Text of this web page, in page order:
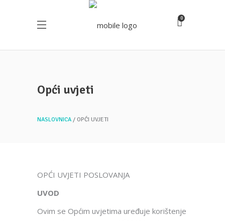
0
Opći uvjeti
NASLOVNICA OPĆI UVJETI
OPĆI UVJETI POSLOVANJA
UVOD
Ovim se Općim uvjetima uređuje korištenje